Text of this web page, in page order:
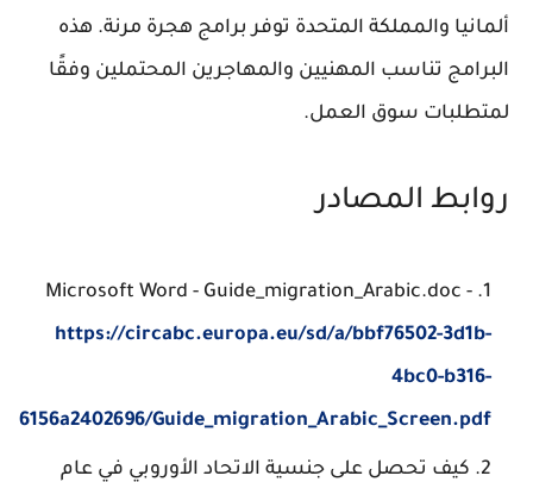
ألمانيا والمملكة المتحدة توفر برامج هجرة مرنة. هذه
البرامج تناسب المهنيين والمهاجرين المحتملين وفقًا
لمتطلبات سوق العمل.
روابط المصادر
Microsoft Word - Guide_migration_Arabic.doc -
https://circabc.europa.eu/sd/a/bbf76502-3d1b-
4bc0-b316-
6156a2402696/Guide_migration_Arabic_Screen.pdf
كيف تحصل على جنسية الاتحاد الأوروبي في عام